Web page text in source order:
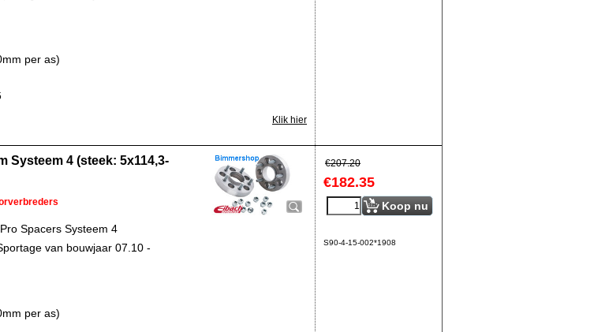
per as)
Klik hier
€207.20
€182.35
Koop nu
S90-4-15-002*1908
Systeem 4 (steek: 5x114,3-
Spacers Systeem 4
van bouwjaar 07.10 -
per as)